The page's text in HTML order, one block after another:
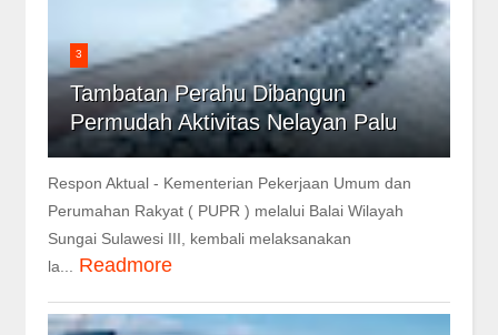
3
Tambatan Perahu Dibangun
Permudah Aktivitas Nelayan Palu
Respon Aktual - Kementerian Pekerjaan Umum dan
Perumahan Rakyat ( PUPR ) melalui Balai Wilayah
Sungai Sulawesi III, kembali melaksanakan
la... Readmore